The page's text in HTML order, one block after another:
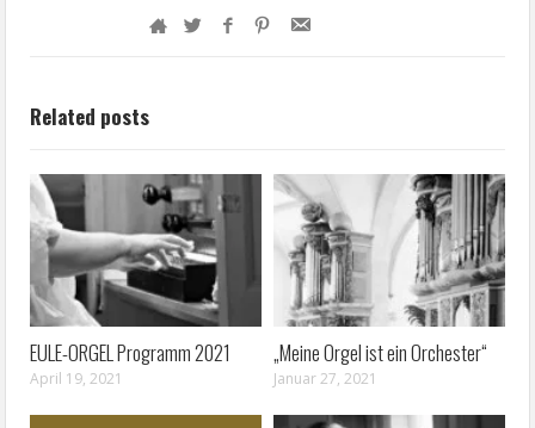
Related posts
EULE-ORGEL Programm 2021
April 19, 2021
„Meine Orgel ist ein Orchester“
Januar 27, 2021